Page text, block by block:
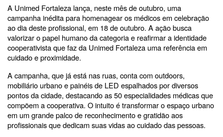
A Unimed Fortaleza lança, neste mês de outubro, uma
campanha inédita para homenagear os médicos em celebração
ao dia deste profissional, em 18 de outubro. A ação busca
valorizar o papel humano da categoria e reafirmar a identidade
cooperativista que faz da Unimed Fortaleza uma referência em
cuidado e proximidade.
A campanha, que já está nas ruas, conta com outdoors,
mobiliário urbano e painéis de LED espalhados por diversos
pontos da cidade, destacando as 50 especialidades médicas que
compõem a cooperativa. O intuito é transformar o espaço urbano
em um grande palco de reconhecimento e gratidão aos
profissionais que dedicam suas vidas ao cuidado das pessoas.